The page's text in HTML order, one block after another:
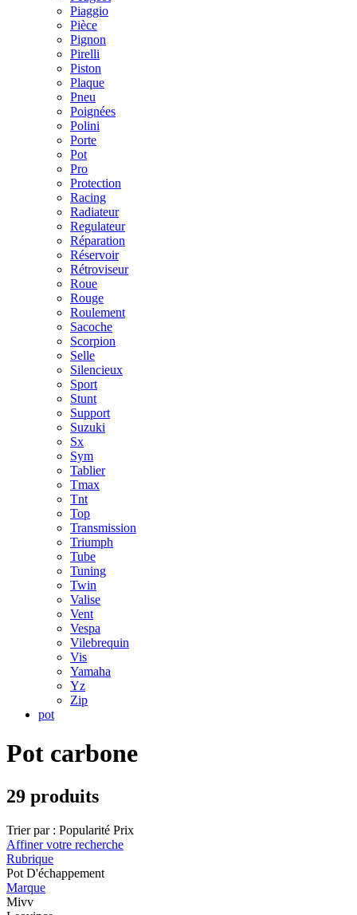
Piaggio
Pièce
Pignon
Pirelli
Piston
Plaque
Pneu
Poignées
Polini
Porte
Pot
Pro
Protection
Racing
Radiateur
Regulateur
Réparation
Réservoir
Rétroviseur
Roue
Rouge
Roulement
Sacoche
Scorpion
Selle
Silencieux
Sport
Stunt
Support
Suzuki
Sx
Sym
Tablier
Tmax
Tnt
Top
Transmission
Triumph
Tube
Tuning
Twin
Valise
Vent
Vespa
Vilebrequin
Vis
Yamaha
Yz
Zip
pot
Pot carbone
29 produits
Trier par : Popularité Prix
Affiner votre recherche
Rubrique
Pot D'échappement
Marque
Mivv